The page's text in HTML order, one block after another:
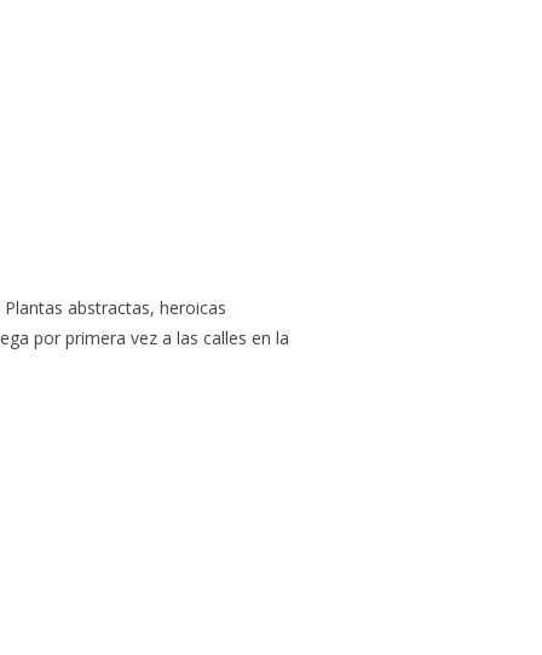
abstractas, heroicas
por primera vez a las calles en la